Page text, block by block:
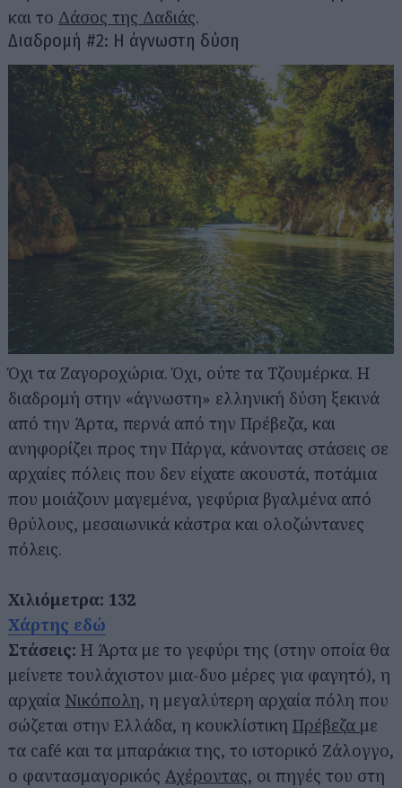
και το Δάσος της Δαδιάς.
Διαδρομή #2: Η άγνωστη δύση
Όχι τα Ζαγοροχώρια. Όχι, ούτε τα Τζουμέρκα. Η
διαδρομή στην «άγνωστη» ελληνική δύση ξεκινά
από την Άρτα, περνά από την Πρέβεζα, και
ανηφορίζει προς την Πάργα, κάνοντας στάσεις σε
αρχαίες πόλεις που δεν είχατε ακουστά, ποτάμια
που μοιάζουν μαγεμένα, γεφύρια βγαλμένα από
θρύλους, μεσαιωνικά κάστρα και ολοζώντανες
πόλεις.
Χιλιόμετρα: 132
Χάρτης εδώ
Στάσεις: Η Άρτα με το γεφύρι της (στην οποία θα
μείνετε τουλάχιστον μια-δυο μέρες για φαγητό), η
αρχαία Νικόπολη, η μεγαλύτερη αρχαία πόλη που
σώζεται στην Ελλάδα, η κουκλίστικη Πρέβεζα με
τα café και τα μπαράκια της, το ιστορικό Ζάλογγο,
ο φαντασμαγορικός Αχέροντας, οι πηγές του στη